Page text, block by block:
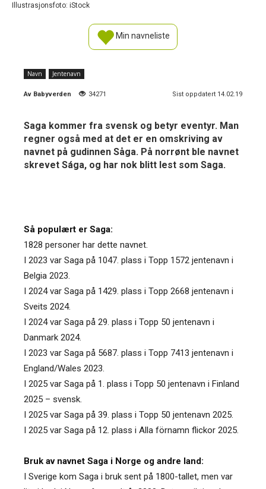
Illustrasjonsfoto: iStock
Min navneliste
Navn Jentenavn
Av Babyverden 34271 Sist oppdatert 14.02.19
Saga kommer fra svensk og betyr eventyr. Man
regner også med at det er en omskriving av
navnet på gudinnen Såga. På norrønt ble navnet
skrevet Sága, og har nok blitt lest som Saga.
Så populært er Saga:
1828 personer har dette navnet.
I 2023 var Saga på 1047. plass i Topp 1572 jentenavn i
Belgia 2023.
I 2024 var Saga på 1429. plass i Topp 2668 jentenavn i
Sveits 2024.
I 2024 var Saga på 29. plass i Topp 50 jentenavn i
Danmark 2024.
I 2023 var Saga på 5687. plass i Topp 7413 jentenavn i
England/Wales 2023.
I 2025 var Saga på 1. plass i Topp 50 jentenavn i Finland
2025 – svensk.
I 2025 var Saga på 39. plass i Topp 50 jentenavn 2025.
I 2025 var Saga på 12. plass i Alla förnamn flickor 2025.
Bruk av navnet Saga i Norge og andre land:
I Sverige kom Saga i bruk sent på 1800-tallet, men var